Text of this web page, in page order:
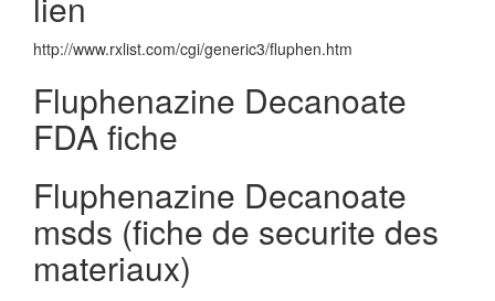
http://www.rxlist.com/cgi/generic3/fluphen.htm
Fluphenazine Decanoate
FDA fiche
Fluphenazine Decanoate
msds (fiche de securite des
materiaux)